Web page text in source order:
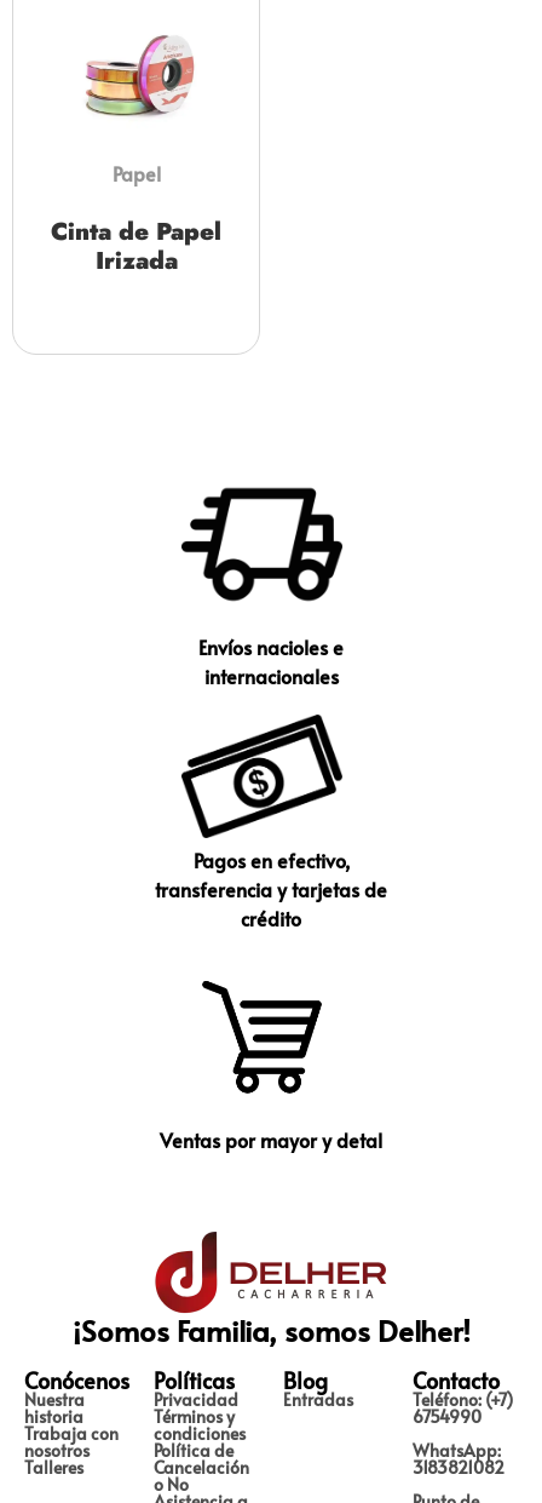
Papel
Cinta de Papel
Irizada
Envíos nacioles e
internacionales
Pagos en efectivo,
transferencia y tarjetas de
crédito
Ventas por mayor y detal
¡Somos Familia, somos Delher!
Conócenos
Nuestra
historia
Trabaja con
nosotros
Talleres
Políticas
Privacidad
Términos y
condiciones
Política de
Cancelación
o No
Blog
Entradas
Contacto
Teléfono: (+7)
6754990
WhatsApp:
3183821082